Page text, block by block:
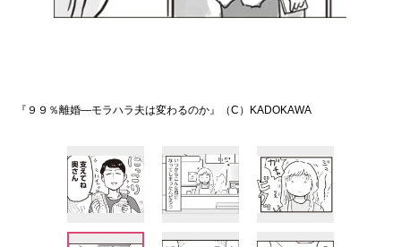
『９９％離婚―モラハラ夫は変わるのか』（C）KADOKAWA